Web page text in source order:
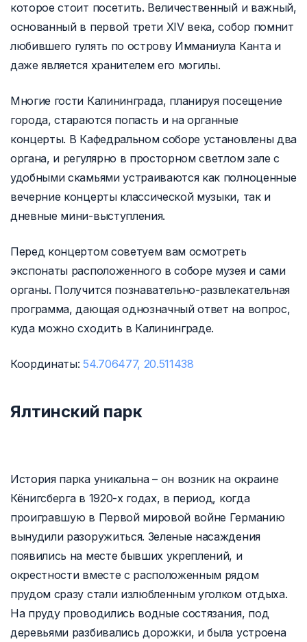
которое стоит посетить. Величественный и важный,
основанный в первой трети XIV века, собор помнит
любившего гулять по острову Имманиула Канта и
даже является хранителем его могилы.
Многие гости Калининграда, планируя посещение
города, стараются попасть и на органные
концерты. В Кафедральном соборе установлены два
органа, и регулярно в просторном светлом зале с
удобными скамьями устраиваются как полноценные
вечерние концерты классической музыки, так и
дневные мини-выступления.
Перед концертом советуем вам осмотреть
экспонаты расположенного в соборе музея и сами
органы. Получится познавательно-развлекательная
программа, дающая однозначный ответ на вопрос,
куда можно сходить в Калининграде.
Координаты:54.706477, 20.511438
Ялтинский парк
История парка уникальна – он возник на окраине
Кёнигсберга в 1920-х годах, в период, когда
проигравшую в Первой мировой войне Германию
вынудили разоружиться. Зеленые насаждения
появились на месте бывших укреплений, и
окрестности вместе с расположенным рядом
прудом сразу стали излюбленным уголком отдыха.
На пруду проводились водные состязания, под
деревьями разбивались дорожки, и была устроена